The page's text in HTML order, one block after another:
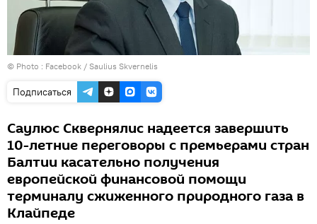
© Photo : Facebook / Saulius Skvernelis
Подписаться
Саулюс Сквернялис надеется завершить
10-летние переговоры с премьерами стран
Балтии касательно получения
европейской финансовой помощи
терминалу сжиженного природного газа в
Клайпеде